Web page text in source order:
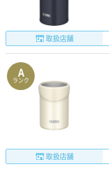
取扱店舗
A
ランク
取扱店舗